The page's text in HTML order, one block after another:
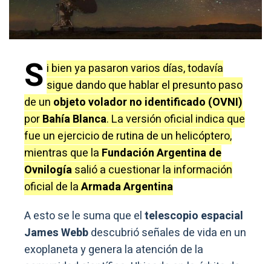
S i bien ya pasaron varios días, todavía
sigue dando que hablar el presunto paso
de un objeto volador no identificado (OVNI)
porBahía Blanca. La versión oficial indica que
fue un ejercicio de rutina de un helicóptero,
mientras que la Fundación Argentina de
Ovnilogíasalió a cuestionar la información
oficial de laArmada Argentina
A esto se le suma que eltelescopio espacial
James Webbdescubrió señales de vida en un
exoplaneta y genera la atención de la